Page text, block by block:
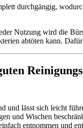
durchgängig,
Nutzung wird die
abtöten kann.
lässt sich leicht
und Wischen
entnommen und